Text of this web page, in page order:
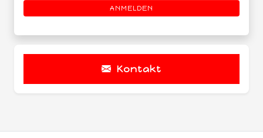
ANMELDEN
Kontakt